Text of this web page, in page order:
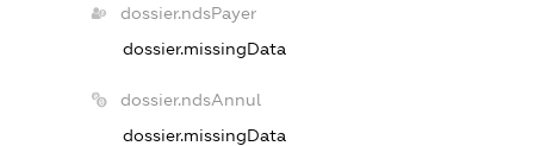
dossier.ndsPayer
dossier.missingData
dossier.ndsAnnul
dossier.missingData